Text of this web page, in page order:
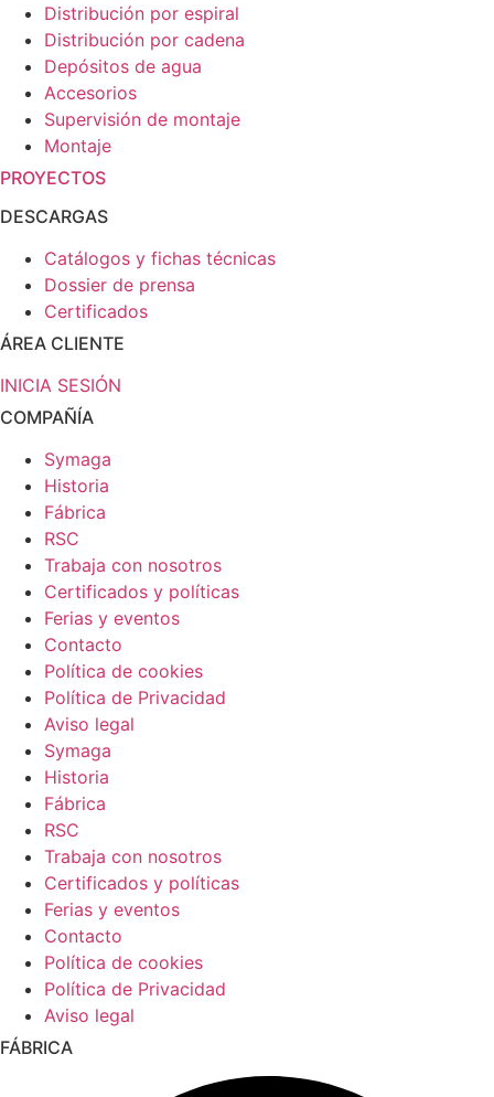
Distribución por espiral
Distribución por cadena
Depósitos de agua
Accesorios
Supervisión de montaje
Montaje
PROYECTOS
DESCARGAS
Catálogos y fichas técnicas
Dossier de prensa
Certificados
ÁREA CLIENTE
INICIA SESIÓN
COMPAÑÍA
Symaga
Historia
Fábrica
RSC
Trabaja con nosotros
Certificados y políticas
Ferias y eventos
Contacto
Política de cookies
Política de Privacidad
Aviso legal
Symaga
Historia
Fábrica
RSC
Trabaja con nosotros
Certificados y políticas
Ferias y eventos
Contacto
Política de cookies
Política de Privacidad
Aviso legal
FÁBRICA